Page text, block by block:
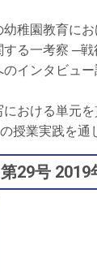
稚園教育に
る一考察 ─
のインタビュ
おける単元
授業実践を通
29号 2019